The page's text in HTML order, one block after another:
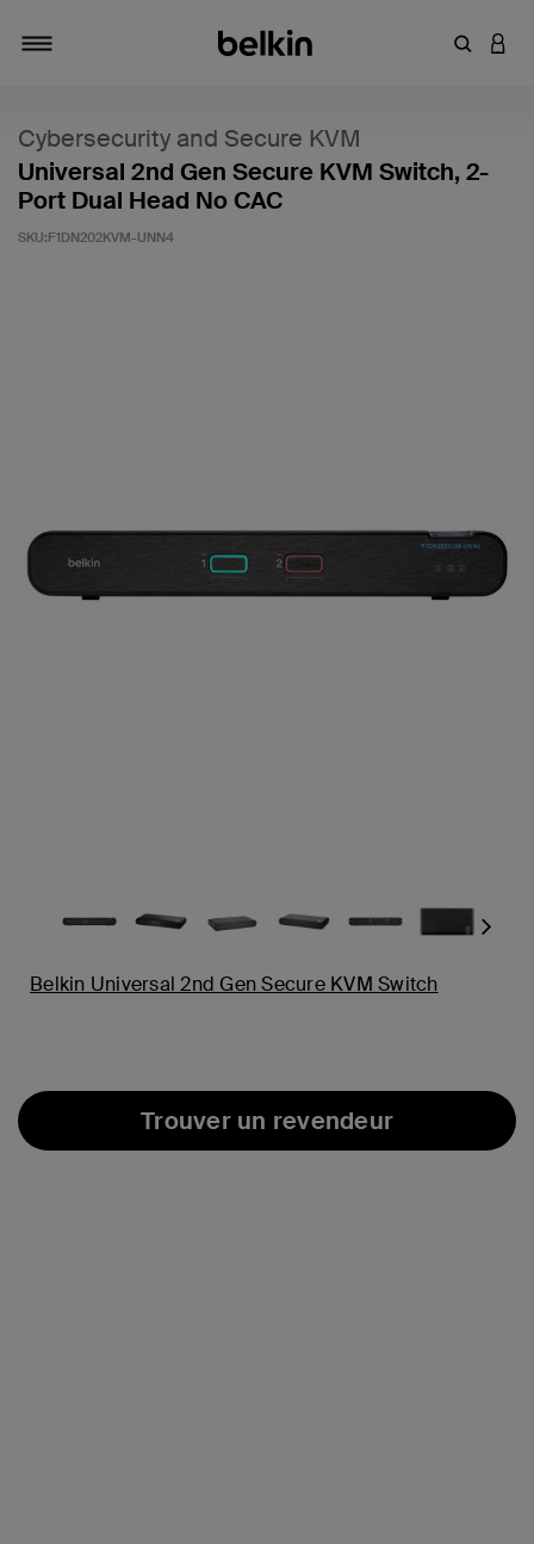
Saisir
Cybersecurity and Secure KVM
Universal 2nd Gen Secure KVM Switch, 2-
Port Dual Head No CAC
SKU:F1DN202KVM-UNN4
Next
Belkin Universal 2nd Gen Secure KVM Switch
Trouver un revendeur